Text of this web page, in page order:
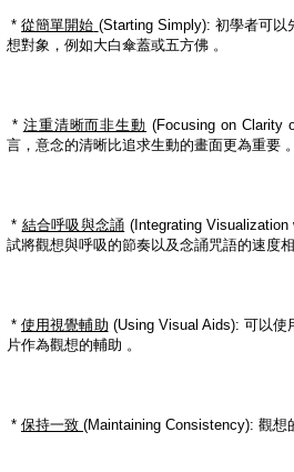
*從簡單開始 (Starting Simply): 初學者可以
想對象，例如大白傘蓋或五方佛 。
* 注重清晰而非生動 (Focusing on Clarity
言，意念的清晰比追求生動的畫面更為重要 。
* 結合呼吸與念誦 (Integrating
試將觀想與呼吸的節奏以及念誦咒語的速度相
*使用視覺輔助 (Using Visual Aids): 可以使
片作為觀想的輔助 。
* 保持一致 (Maintaining Consistency): 觀想